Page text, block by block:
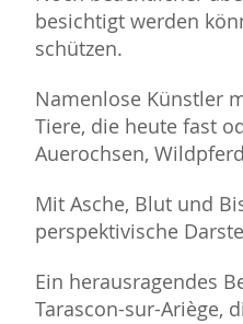
besichtigt werden
schützen.
Namenlose Künstler
Tiere, die heute fast
Auerochsen,
Mit Asche, Blut und
perspektivische
Ein herausragendes
Tarascon-sur-Ariège,